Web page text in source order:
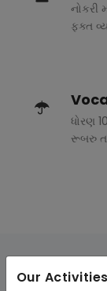
Our Activities
નોકરી
ફક્ત
ધોરણ
રૂબરુ